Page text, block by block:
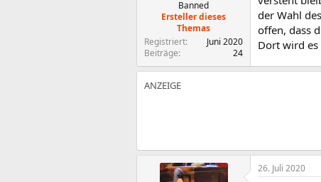
Banned
Ersteller dieses
Themas
Registriert
Juni 2020
Beiträge
24
der Wahl
offen, dass
Dort wird
26. Juli 2020